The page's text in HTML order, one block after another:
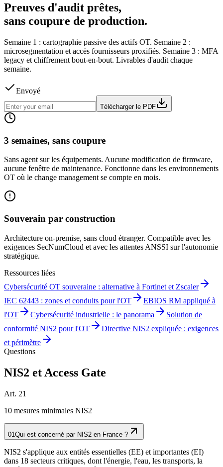
Preuves d'audit prêtes,
sans coupure de production.
Semaine 1 : cartographie passive des actifs OT. Semaine 2 :
microsegmentation et accès fournisseurs proxifiés. Semaine 3 : MFA
legacy et chiffrement bout-en-bout. Livrables d'audit chaque
semaine.
Envoyé
Télécharger le PDF
3 semaines, sans coupure
Sans agent sur les équipements. Aucune modification de firmware,
aucune fenêtre de maintenance. Fonctionne dans les environnements
OT où le change management se compte en mois.
Souverain par construction
Architecture on-premise, sans cloud étranger. Compatible avec les
exigences SecNumCloud et avec les attentes ANSSI sur l'autonomie
stratégique.
Ressources liées
Cybersécurité OT souveraine : alternative à Fortinet et Zscaler
IEC 62443 : zones et conduits pour l'OT
EBIOS RM appliqué à
l'OT
Cybersécurité industrielle : le panorama
Solution de
conformité NIS2 pour l'OT
Directive NIS2 expliquée : exigences
et périmètre
Questions
NIS2 et Access Gate
Art. 21
10 mesures minimales NIS2
01Qui est concerné par NIS2 en France ?
NIS2 s'applique aux entités essentielles (EE) et importantes (EI)
dans 18 secteurs critiques, dont l'énergie, l'eau, les transports, la